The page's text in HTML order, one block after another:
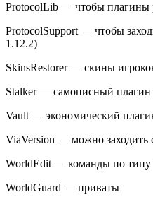
ProtocolLib — чтобы плагины
ProtocolSupport — чтобы
1.12.2)
SkinsRestorer — скины
Stalker — самописный плагин
Vault — экономический
ViaVersion — можно заходить
WorldEdit — команды по типу
WorldGuard — приваты